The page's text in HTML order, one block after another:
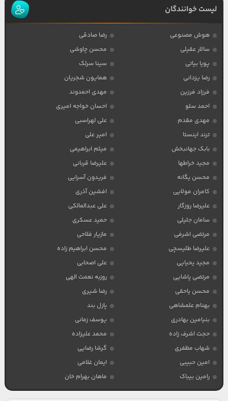
لیست خوانندگان
هوش مصنوعی
رضا صادقی
سالار عقیلی
محسن چاوشی
پویا بیاتی
سینا سرلک
رضا یزدانی
همایون شجریان
فرزاد فرزین
مهدی احمدوند
احمد سلو
احسان خواجه امیری
مهدی مقدم
علی لهراسبی
ترند اینستا
امیر علی
بابک جهانبخش
میثم ابراهیمی
مجید خراطها
علیرضا قربانی
محسن یگانه
فریدون آسرایی
کامران مولایی
افشین آذری
علیرضا روزگار
علی عبدالمالکی
سامان جلیلی
حمید عسکری
مرتضی اشرفی
مازیار فلاحی
علیرضا طلیسچی
محسن ابراهیم زاده
مجید یحیایی
علی اصحابی
مرتضی پاشایی
روزبه نعمت الهی
محسن یاحقی
رضا شیری
بهنام علمشاهی
پازل بند
بنیامین بهادری
یوسف زمانی
حجت اشرف زاده
محمد علیزاده
شهاب مظفری
گرشا رضایی
امین حبیبی
ایمان غلامی
رامین بیباک
ماهان بهرام خان